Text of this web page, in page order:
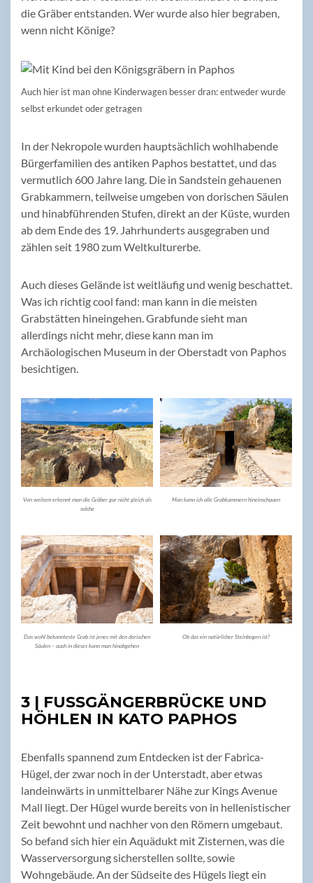
die Gräber entstanden. Wer wurde also hier begraben,
wenn nicht Könige?
Auch hier ist man ohne Kinderwagen besser dran: entweder wurde
selbst erkundet oder getragen
In der Nekropole wurden hauptsächlich wohlhabende
Bürgerfamilien des antiken Paphos bestattet, und das
vermutlich 600 Jahre lang. Die in Sandstein gehauenen
Grabkammern, teilweise umgeben von dorischen Säulen
und hinabführenden Stufen, direkt an der Küste, wurden
ab dem Ende des 19. Jahrhunderts ausgegraben und
zählen seit 1980 zum Weltkulturerbe.
Auch dieses Gelände ist weitläufig und wenig beschattet.
Was ich richtig cool fand: man kann in die meisten
Grabstätten hineingehen. Grabfunde sieht man
allerdings nicht mehr, diese kann man im
Archäologischen Museum in der Oberstadt von Paphos
besichtigen.
Von weitem erkennt man die Gräber gar nicht gleich als
solche
Man kann ich alle Grabkammern hineinschauen
Das wohl bekannteste Grab ist jenes mit den dorischen
Säulen – auch in dieses kann man hinabgehen
Ob das ein natürlicher Steinbogen ist?
3 | FUSSGÄNGERBRÜCKE UND H
ÖHLEN IN KATO PAPHOS
Ebenfalls spannend zum Entdecken ist der Fabrica-
Hügel, der zwar noch in der Unterstadt, aber etwas
landeinwärts in unmittelbarer Nähe zur Kings Avenue
Mall liegt. Der Hügel wurde bereits von in hellenistischer
Zeit bewohnt und nachher von den Römern umgebaut.
So befand sich hier ein Aquädukt mit Zisternen, was die
Wasserversorgung sicherstellen sollte, sowie
Wohngebäude. An der Südseite des Hügels liegt ein